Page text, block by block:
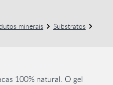
minerais
Substratos
100% natural. O gel